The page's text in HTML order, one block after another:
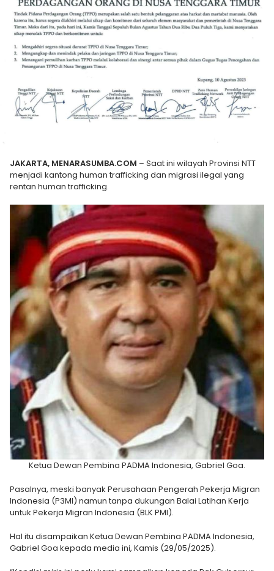
JAKARTA, MENARASUMBA.COM – Saat ini wilayah Provinsi NTT
menjadi kantong human trafficking dan migrasi ilegal yang
rentan human trafficking.
Ketua Dewan Pembina PADMA Indonesia, Gabriel Goa.
Pasalnya, meski banyak Perusahaan Pengerah Pekerja Migran
Indonesia (P3MI) namun tanpa dukungan Balai Latihan Kerja
untuk Pekerja Migran Indonesia (BLK PMI).
Hal itu disampaikan Ketua Dewan Pembina PADMA Indonesia,
Gabriel Goa kepada media ini, Kamis (29/05/2025).